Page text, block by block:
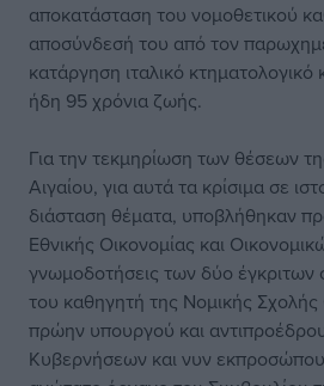
αποκατάσταση του νομοθετικού
αποσύνδεσή του από τον
κατάργηση ιταλικό
ήδη 95 χρόνια ζωής.
Για την τεκμηρίωση των θέσεων
Αιγαίου, για αυτά τα κρίσιμα σε
διάσταση θέματα, υποβλήθηκαν
Εθνικής Οικονομίας και
γνωμοδοτήσεις των δύο έγκριτων
του καθηγητή της Νομικής
πρώην υπουργού και
Κυβερνήσεων και νυν